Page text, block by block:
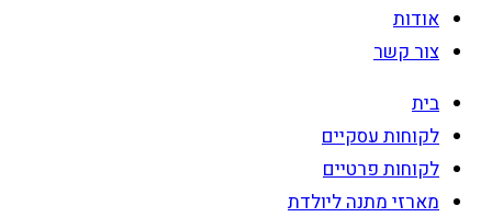
אודות
צור קשר
בית
לקוחות עסקיים
לקוחות פרטיים
מארזי מתנה ליולדת